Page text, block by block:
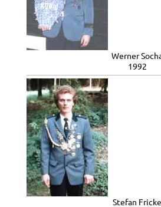
Werner
1992
Stefan Fricke